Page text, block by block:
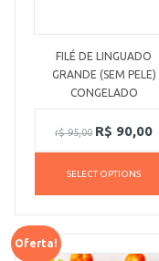
FILÉ DE LINGUADO
GRANDE (SEM PELE)
CONGELADO
r$95,00 R$ 90,00
SELECT OPTIONS
Oferta!